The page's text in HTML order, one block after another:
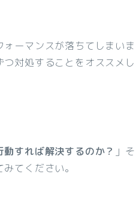
ーマンスが落ちてしまいま
対処することをオススメし
動すれば解決するのか？ 」そ
みてください。